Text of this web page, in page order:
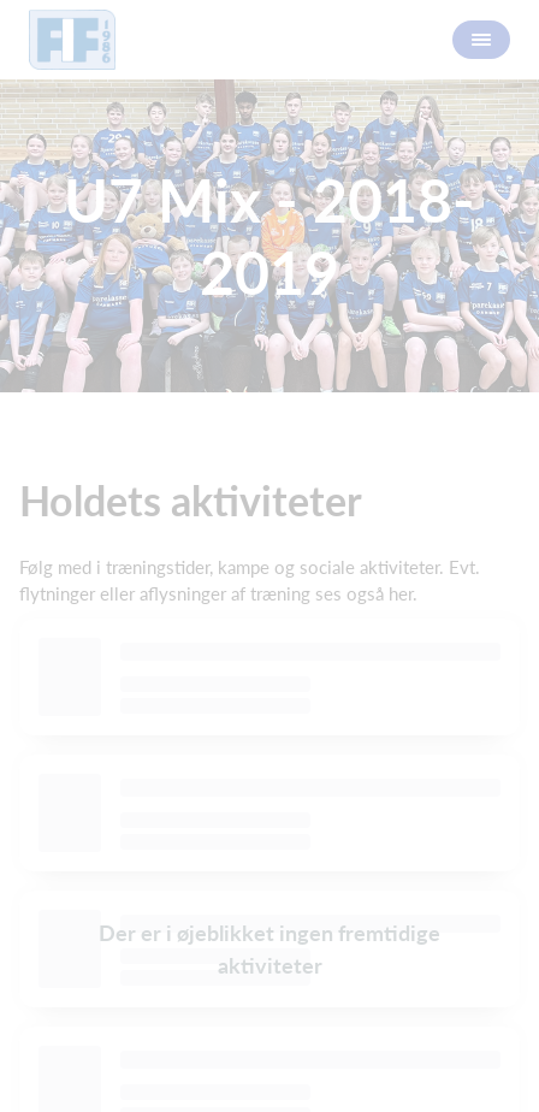
U7 Mix - 2018-
2019
Holdets aktiviteter
Følg med i træningstider, kampe og sociale aktiviteter. Evt.
flytninger eller aflysninger af træning ses også her.
Der er i øjeblikket ingen fremtidige
aktiviteter